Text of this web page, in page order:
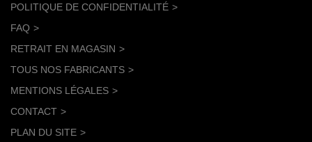
POLITIQUE DE CONFIDENTIALITÉ
FAQ
RETRAIT EN MAGASIN
TOUS NOS FABRICANTS
MENTIONS LÉGALES
CONTACT
PLAN DU SITE